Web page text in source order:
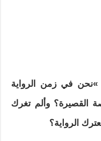
في زمن الرواية
القصيرة؟ وألم تغرك
الرواية؟